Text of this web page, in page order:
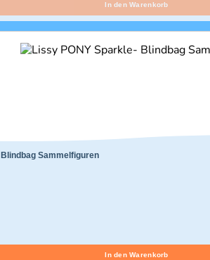
In den Warenkorb
Sammelfiguren
In den Warenkorb